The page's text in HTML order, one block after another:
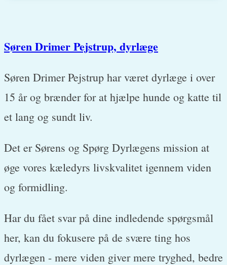
Søren Drimer Pejstrup, dyrlæge
Søren Drimer Pejstrup har været dyrlæge i over
15 år og brænder for at hjælpe hunde og katte til
et lang og sundt liv.
Det er Sørens og Spørg Dyrlægens mission at
øge vores kæledyrs livskvalitet igennem viden
og formidling.
Har du fået svar på dine indledende spørgsmål
her, kan du fokusere på de svære ting hos
dyrlægen - mere viden giver mere tryghed, bedre